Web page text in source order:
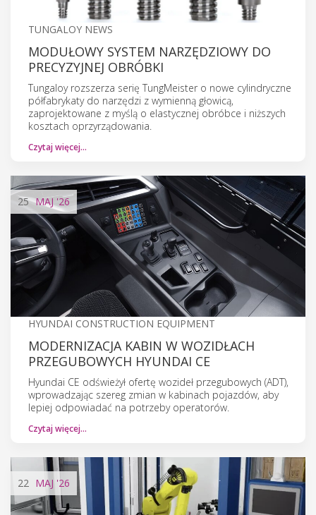
TUNGALOY NEWS
MODUŁOWY SYSTEM NARZĘDZIOWY DO
PRECYZYJNEJ OBRÓBKI
Tungaloy rozszerza serię TungMeister o nowe cylindryczne
półfabrykaty do narzędzi z wymienną głowicą,
zaprojektowane z myślą o elastycznej obróbce i niższych
kosztach oprzyrządowania.
Czytaj więcej…
25 MAJ '26
HYUNDAI CONSTRUCTION EQUIPMENT
MODERNIZACJA KABIN W WOZIDŁACH
PRZEGUBOWYCH HYUNDAI CE
Hyundai CE odświeżył ofertę wozideł przegubowych (ADT),
wprowadzając szereg zmian w kabinach pojazdów, aby
lepiej odpowiadać na potrzeby operatorów.
Czytaj więcej…
22 MAJ '26